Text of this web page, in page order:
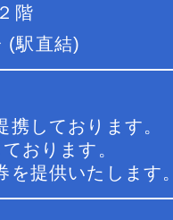
階
(駅直結)
しております。
おります。
提供いたします。